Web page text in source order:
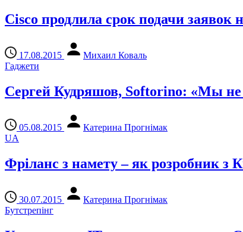
Cisco продлила срок подачи
17.08.2015
Михаил Коваль
Гаджети
Сергей Кудряшов, Softorino: «Мы не
05.08.2015
Катерина Прогнімак
UA
Фріланс з намету – як розробник з
30.07.2015
Катерина Прогнімак
Бутстрепінг